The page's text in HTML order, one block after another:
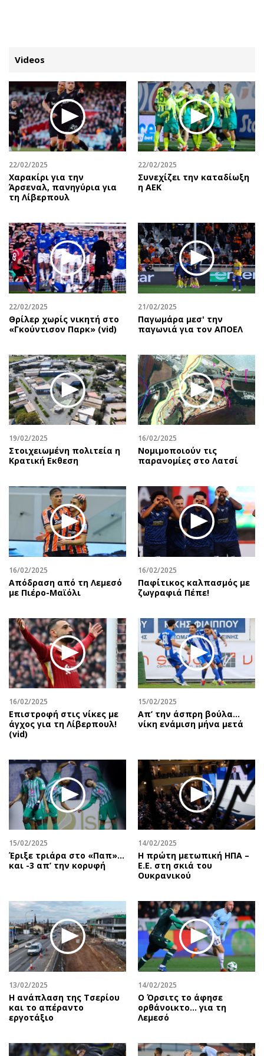
ΚΑΤΗΓΟΡΙΕΣ ΣΥΝΔΕΣΗ
Κύπρος
Παιδεία
Υγεία
Πολιτική
Βουλευτικές 2026
Προεδρικές 2023
Δημοσκοπήσεις
Διπλωματία
Αθλητισμός
Κύπρος
Ελλάδα
Διεθνή
Οικονομική
Οικονομία
Real Estate
Επιχειρήσεις
Αγορές
Money Review
AstroBank Properties
Ενέργεια
Ναυτιλία
Περιβάλλον
Ελλάδα
Κόσμος
Παράξενα
Πολιτισμός
Σινεμά
Θέατρο-Χορός
Μουσική
Εικαστικά
Βιβλίο
Χειρόγραφα
Απόψεις
Αρθρογραφία
The Hill
Υγεία
Αγγελίες
Πωλούνται
Ζητούν εργασία
Θέσεις εργασίας
Geek
Νέα
Κινητά-tablets
Social
Αφιερώματα
Πολιτική
Οικονομία
Γενικά
Αναδρομές
Περιβάλλον
Γυναίκα
Showbiz
Ταξίδια
Συνταγές
Έξοδος
Media
Εκπομπές
Wine routes
Podcasts
Uncut
Προσφορές
Προσωπικότητες στην ''Κ''
Επιστολές
Videos
22/02/2025
Χαρακίρι για την
Άρσεναλ, πανηγύρια για
τη Λίβερπουλ
22/02/2025
Συνεχίζει την καταδίωξη
η ΑΕΚ
22/02/2025
Θρίλερ χωρίς νικητή στο
«Γκούντισον Παρκ» (vid)
21/02/2025
Παγωμάρα μεσ' την
παγωνιά για τον ΑΠΟΕΛ
19/02/2025
Στοιχειωμένη πολιτεία η
Κρατική Eκθεση
16/02/2025
Νομιμοποιούν τις
παρανομίες στο Λατσί
16/02/2025
Απόδραση από τη Λεμεσό
με Πιέρο-Μαϊόλι
16/02/2025
Παφίτικος καλπασμός με
ζωγραφιά Πέπε!
16/02/2025
Επιστροφή στις νίκες με
άγχος για τη Λίβερπουλ!
(vid)
15/02/2025
Απ’ την άσπρη βούλα…
νίκη ενάμιση μήνα μετά
15/02/2025
Έριξε τριάρα στο «Παπ»…
και -3 απ’ την κορυφή
14/02/2025
Η πρώτη μετωπική ΗΠΑ –
Ε.Ε. στη σκιά του
Ουκρανικού
13/02/2025
Η ανάπλαση της Τσερίου
και το απέραντο
εργοτάξιο
14/02/2025
Ο Όρσιτς το άφησε
ορθάνοικτο... για τη
Λεμεσό